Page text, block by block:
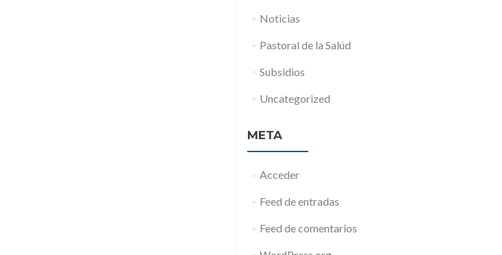
Noticias
Pastoral de la Salúd
Subsidios
Uncategorized
META
Acceder
Feed de entradas
Feed de comentarios